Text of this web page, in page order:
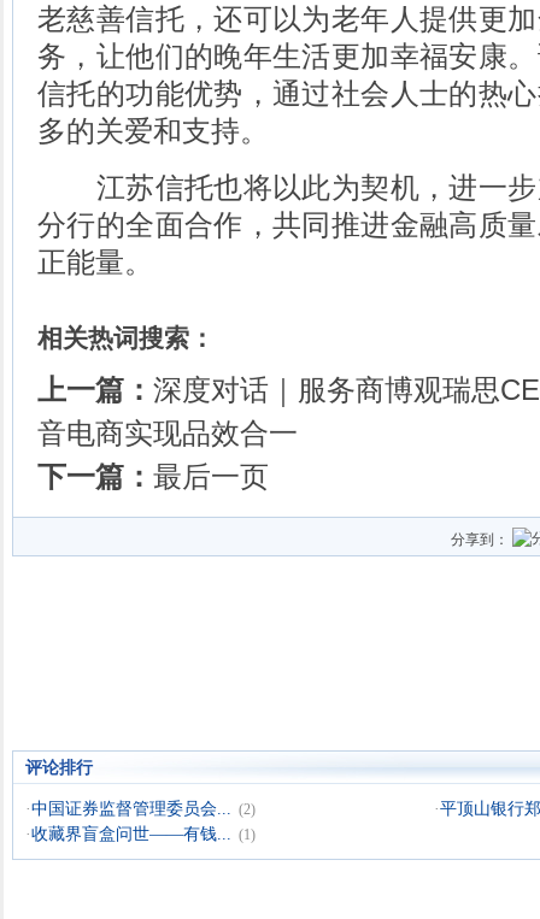
老慈善信托，还可以为老年人提供更
务，让他们的晚年生活更加幸福安康
信托的功能优势，通过社会人士的热
多的关爱和支持。
江苏信托也将以此为契机，进一步
分行的全面合作，共同推进金融高质
正能量。
相关热词搜索：
上一篇： 深度对话｜服务商博观瑞思
音电商实现品效合一
下一篇： 最后一页
分享到：
评论排行
·中国证券监督管理委员会... (2) ·平顶山银行
·收藏界盲盒问世——有钱... (1)